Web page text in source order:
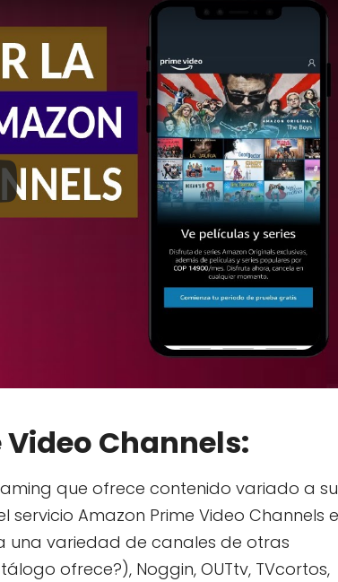
Channels:
que ofrece contenido variado a
Amazon Prime Video Channels
una variedad de canales de otras
ofrece?), Noggin, OUTtv, TVcortos,